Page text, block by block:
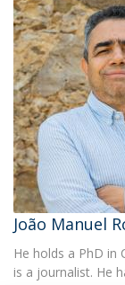
João Manuel
He holds a PhD in
is a journalist. He